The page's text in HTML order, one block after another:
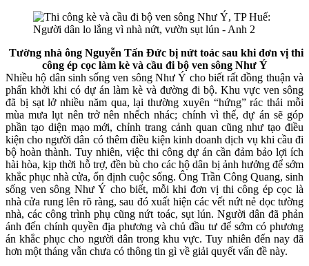
Tường nhà ông Nguyễn Tấn Đức bị nứt toác sau khi đơn vị thi
công ép cọc làm kè và cầu đi bộ ven sông Như Ý
Nhiều hộ dân sinh sống ven sông Như Ý cho biết rất đồng thuận và
phấn khởi khi có dự án làm kè và đường đi bộ. Khu vực ven sông
đã bị sạt lở nhiều năm qua, lại thường xuyên “hứng” rác thải mỗi
mùa mưa lụt nên trở nên nhếch nhác; chính vì thế, dự án sẽ góp
phần tạo diện mạo mới, chỉnh trang cảnh quan cũng như tạo điều
kiện cho người dân có thêm điều kiện kinh doanh dịch vụ khi cầu đi
bộ hoàn thành. Tuy nhiên, việc thi công dự án cần đảm bảo lợi ích
hài hòa, kịp thời hỗ trợ, đền bù cho các hộ dân bị ảnh hưởng để sớm
khắc phục nhà cửa, ổn định cuộc sống. Ông Trần Công Quang, sinh
sống ven sông Như Ý cho biết, mỗi khi đơn vị thi công ép cọc là
nhà cửa rung lên rõ ràng, sau đó xuất hiện các vết nứt nẻ dọc tường
nhà, các công trình phụ cũng nứt toác, sụt lún. Người dân đã phản
ánh đến chính quyền địa phương và chủ đầu tư để sớm có phương
án khắc phục cho người dân trong khu vực. Tuy nhiên đến nay đã
hơn một tháng vẫn chưa có thông tin gì về giải quyết vấn đề này.